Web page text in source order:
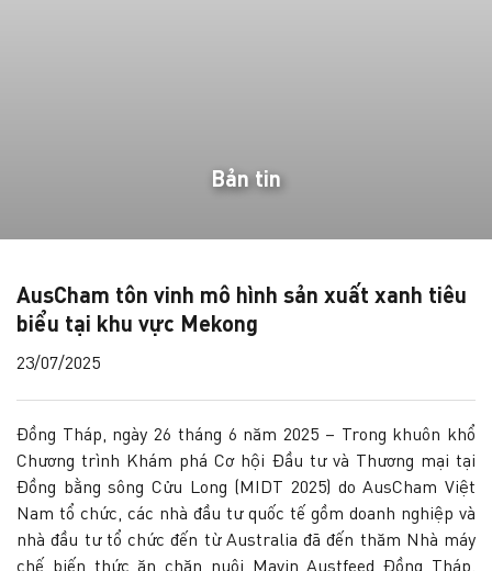
Bản tin
AusCham tôn vinh mô hình sản xuất xanh tiêu
biểu tại khu vực Mekong
23/07/2025
Đồng Tháp, ngày 26 tháng 6 năm 2025 – Trong khuôn khổ
Chương trình Khám phá Cơ hội Đầu tư và Thương mại tại
Đồng bằng sông Cửu Long (MIDT 2025) do AusCham Việt
Nam tổ chức, các nhà đầu tư quốc tế gồm doanh nghiệp và
nhà đầu tư tổ chức đến từ Australia đã đến thăm Nhà máy